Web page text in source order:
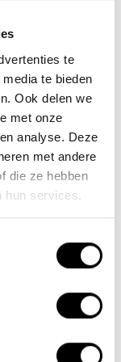
te
te bieden
Ook delen we
met onze
analyse. Deze
met andere
die ze hebben
hun services.
DE